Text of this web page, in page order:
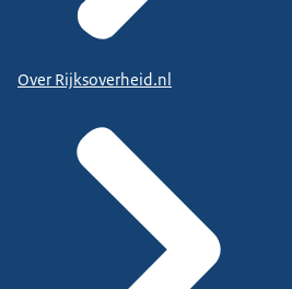
Over Rijksoverheid.nl